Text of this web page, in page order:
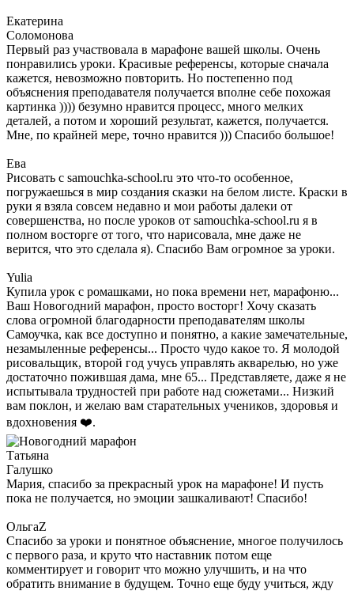
Екатерина
Соломонова
Первый раз участвовала в марафоне вашей школы. Очень
понравились уроки. Красивые референсы, которые сначала
кажется, невозможно повторить. Но постепенно под
объяснения преподавателя получается вполне себе похожая
картинка )))) безумно нравится процесс, много мелких
деталей, а потом и хороший результат, кажется, получается.
Мне, по крайней мере, точно нравится ))) Спасибо большое!
Ева
Рисовать с samouchka-school.ru это что-то особенное,
погружаешься в мир создания сказки на белом листе. Краски в
руки я взяла совсем недавно и мои работы далеки от
совершенства, но после уроков от samouchka-school.ru я в
полном восторге от того, что нарисовала, мне даже не
верится, что это сделала я). Спасибо Вам огромное за уроки.
Yulia
Купила урок с ромашками, но пока времени нет, марафоню...
Ваш Новогодний марафон, просто восторг! Хочу сказать
слова огромной благодарности преподавателям школы
Самоучка, как все доступно и понятно, а какие замечательные,
незамыленные референсы... Просто чудо какое то. Я молодой
рисовальщик, второй год учусь управлять акварелью, но уже
достаточно пожившая дама, мне 65... Представляете, даже я не
испытывала трудностей при работе над сюжетами... Низкий
вам поклон, и желаю вам старательных учеников, здоровья и
вдохновения ❤️.
Татьяна
Галушко
Мария, спасибо за прекрасный урок на марафоне! И пусть
пока не получается, но эмоции зашкаливают! Спасибо!
ОльгаZ
Спасибо за уроки и понятное объяснение, многое получилось
с первого раза, и круто что наставник потом еще
комментирует и говорит что можно улучшить, и на что
обратить внимание в будущем. Точно еще буду учиться, жду